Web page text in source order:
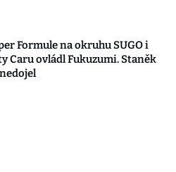
Formule na okruhu SUGO i
Caru ovládl Fukuzumi. Staněk